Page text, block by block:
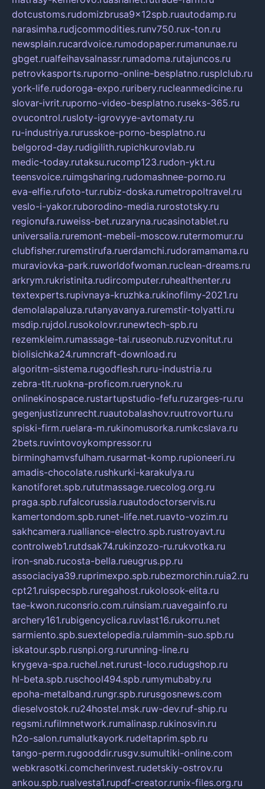
dotcustoms.rudomizbrusa9x12spb.ruautodamp.ru
narasimha.rudjcommodities.runv750.rux-ton.ru
newsplain.rucardvoice.rumodopaper.rumanunae.ru
gbget.rualfeihavsalnassr.rumadoma.rutajuncos.ru
petrovkasports.ruporno-online-besplatno.rusplclub.ru
york-life.rudoroga-expo.ruribery.rucleanmedicine.ru
slovar-ivrit.ruporno-video-besplatno.ruseks-365.ru
ovucontrol.rusloty-igrovyye-avtomaty.ru
ru-industriya.rurusskoe-porno-besplatno.ru
belgorod-day.rudigilith.rupichkurovlab.ru
medic-today.rutaksu.rucomp123.rudon-ykt.ru
teensvoice.ruimgsharing.rudomashnee-porno.ru
eva-elfie.rufoto-tur.rubiz-doska.rumetropoltravel.ru
veslo-i-yakor.ruborodino-media.rurostotsky.ru
regionufa.ruweiss-bet.ruzaryna.rucasinotablet.ru
universalia.ruremont-mebeli-moscow.rutermomur.ru
clubfisher.ruremstirufa.ruerdamchi.rudoramamama.ru
muraviovka-park.ruworldofwoman.ruclean-dreams.ru
arkrym.rukristinita.rudircomputer.ruhealthenter.ru
textexperts.rupivnaya-kruzhka.rukinofilmy-2021.ru
demolalapaluza.rutanyavanya.ruremstir-tolyatti.ru
msdip.rujdol.rusokolovr.runewtech-spb.ru
rezemkleim.rumassage-tai.ruseonub.ruzvonitut.ru
biolisichka24.rumncraft-download.ru
algoritm-sistema.rugodflesh.ruru-industria.ru
zebra-tlt.ruokna-proficom.ruerynok.ru
onlinekinospace.rustartupstudio-fefu.ruzarges-ru.ru
gegenjustizunrecht.ruautobalashov.ruutrovortu.ru
spiski-firm.ruelara-m.rukinomusorka.rumkcslava.ru
2bets.ruvintovoykompressor.ru
birminghamvsfulham.rusarmat-komp.rupioneeri.ru
amadis-chocolate.rushkurki-karakulya.ru
kanotiforet.spb.rututmassage.ruecolog.org.ru
praga.spb.rufalcorussia.ruautodoctorservis.ru
kamertondom.spb.runet-life.net.ruavto-vozim.ru
sakhcamera.rualliance-electro.spb.rustroyavt.ru
controlweb1.rutdsak74.rukinzozo-ru.rukvotka.ru
iron-snab.rucosta-bella.rueugrus.pp.ru
associaciya39.ruprimexpo.spb.rubezmorchin.ruia2.ru
cpt21.ruispecspb.ruregahost.rukolosok-elita.ru
tae-kwon.ruconsrio.com.ruinsiam.ruavegainfo.ru
archery161.rubigencyclica.ruvlast16.rukorru.net
sarmiento.spb.suextelopedia.rulammin-suo.spb.ru
iskatour.spb.rusnpi.org.rurunning-line.ru
krygeva-spa.ruchel.net.rurust-loco.rudugshop.ru
hl-beta.spb.ruschool494.spb.rumymubaby.ru
epoha-metalband.rungr.spb.rurusgosnews.com
dieselvostok.ru24hostel.msk.ruw-dev.ruf-ship.ru
regsmi.rufilmnetwork.rumalinasp.rukinosvin.ru
h2o-salon.rumalutkayork.rudeltaprim.spb.ru
tango-perm.rugooddir.rusgv.sumultiki-online.com
webkrasotki.comcherinvest.rudetskiy-ostrov.ru
ankou.spb.rualvesta1.rupdf-creator.runix-files.org.ru